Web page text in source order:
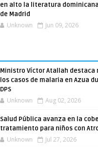
en alto la literatura
de Madrid
Unknown Jun 09, 2026
Ministro Víctor Atallah destaca
los casos de malaria en Azua
DPS
Unknown Aug 02, 2026
Salud Pública avanza en la
tratamiento para niños con
Unknown Jul 27, 2026